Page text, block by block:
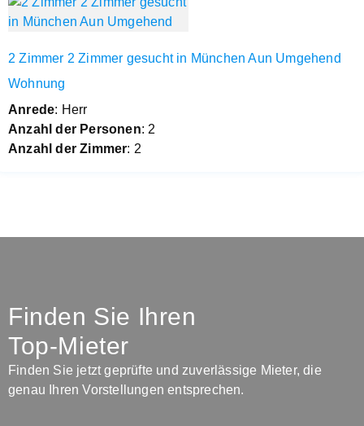
2 Zimmer 2 Zimmer gesucht in München Aun Umgehend
Wohnung
Anrede: Herr
Anzahl der Personen: 2
Anzahl der Zimmer: 2
Finden Sie Ihren
Top-Mieter
Finden Sie jetzt geprüfte und zuverlässige Mieter, die
genau Ihren Vorstellungen entsprechen.